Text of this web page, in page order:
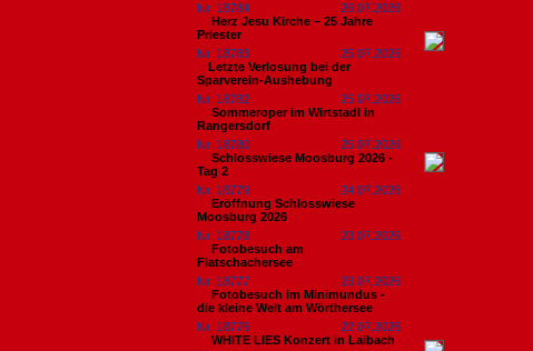
Nr. 18784
26.07.2026
Herz Jesu Kirche – 25 Jahre
Priester
Nr. 18783
25.07.2026
​Letzte Verlosung bei der
Sparverein-Aushebung
Nr. 18782
25.07.2026
Sommeroper im Wirtstadl in
Rangersdorf
Nr. 18780
25.07.2026
Schlosswiese Moosburg 2026 -
Tag 2
Nr. 18779
24.07.2026
Eröffnung Schlosswiese
Moosburg 2026
Nr. 18778
23.07.2026
Fotobesuch am
Flatschachersee
Nr. 18777
23.07.2026
Fotobesuch im Minimundus -
die kleine Welt am Wörthersee
Nr. 18776
22.07.2026
WHITE LIES Konzert in Laibach